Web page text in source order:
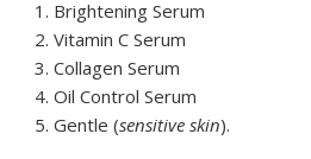
Brightening Serum
Vitamin C Serum
Collagen Serum
Oil Control Serum
Gentle (sensitive skin).